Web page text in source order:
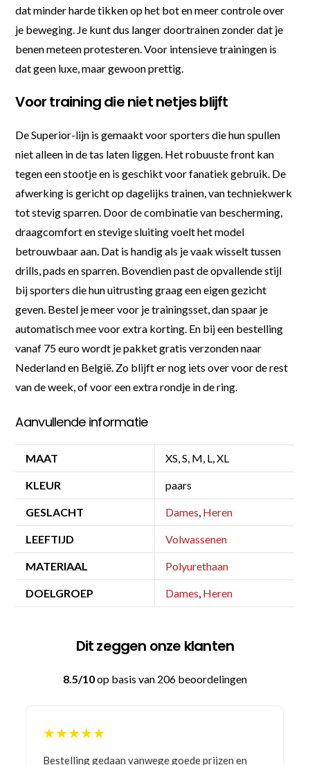
dat minder harde tikken op het bot en meer controle over
je beweging. Je kunt dus langer doortrainen zonder dat je
benen meteen protesteren. Voor intensieve trainingen is
dat geen luxe, maar gewoon prettig.
Voor training die niet netjes blijft
De Superior-lijn is gemaakt voor sporters die hun spullen
niet alleen in de tas laten liggen. Het robuuste front kan
tegen een stootje en is geschikt voor fanatiek gebruik. De
afwerking is gericht op dagelijks trainen, van techniekwerk
tot stevig sparren. Door de combinatie van bescherming,
draagcomfort en stevige sluiting voelt het model
betrouwbaar aan. Dat is handig als je vaak wisselt tussen
drills, pads en sparren. Bovendien past de opvallende stijl
bij sporters die hun uitrusting graag een eigen gezicht
geven. Bestel je meer voor je trainingsset, dan spaar je
automatisch mee voor extra korting. En bij een bestelling
vanaf 75 euro wordt je pakket gratis verzonden naar
Nederland en België. Zo blijft er nog iets over voor de rest
van de week, of voor een extra rondje in de ring.
Aanvullende informatie
MAAT XS, S, M, L, XL
KLEUR paars
GESLACHT Dames, Heren
LEEFTIJD Volwassenen
MATERIAAL Polyurethaan
DOELGROEP Dames, Heren
Dit zeggen onze klanten
8.5/10op basis van 206 beoordelingen
★★★★★
Bestelling gedaan vanwege goede prijzen en